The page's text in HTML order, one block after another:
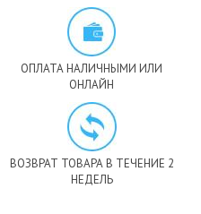
ОПЛАТА НАЛИЧНЫМИ ИЛИ
ОНЛАЙН
ВОЗВРАТ ТОВАРА В ТЕЧЕНИЕ 2
НЕДЕЛЬ